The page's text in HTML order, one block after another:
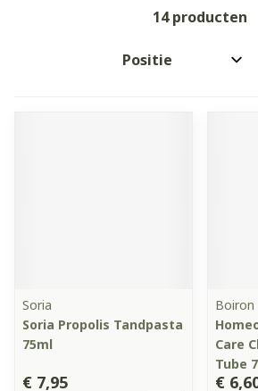
14producten
Sorteer op:
Soria
Soria Propolis Tandpasta
75ml
€ 7,95
Boiron
Care
Tube
€